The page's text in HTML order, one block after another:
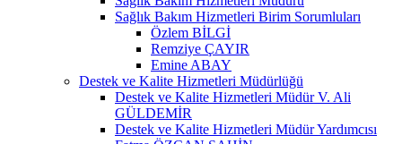
Sağlık Bakım Hizmetleri Birim Sorumluları
Özlem BİLGİ
Remziye ÇAYIR
Emine ABAY
Destek ve Kalite Hizmetleri Müdürlüğü
Destek ve Kalite Hizmetleri Müdür V. Ali
GÜLDEMİR
Destek ve Kalite Hizmetleri Müdür Yardımcısı